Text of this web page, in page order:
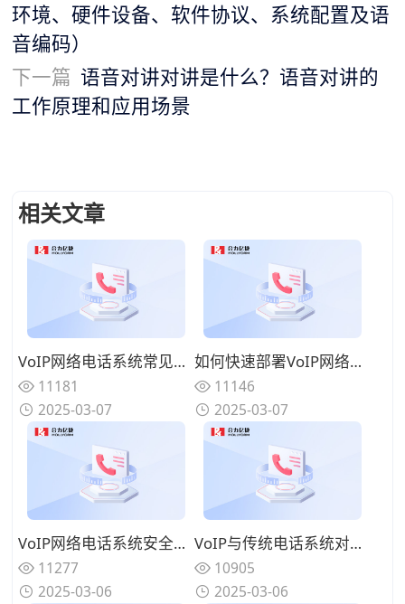
环境、硬件设备、软件协议、系统配置及语
音编码）
下一篇 语音对讲对讲是什么？语音对讲的
工作原理和应用场景
相关文章
VoIP网络电话系统常见问题：通话延迟/断线如何解决？
11181
2025-03-07
如何快速部署VoIP网络电话系统？企业实施指南
11146
2025-03-07
VoIP网络电话系统安全吗？3大防护措施保障通话隐私
11277
2025-03-06
VoIP与传统电话系统对比：哪种更适合远程办公场景？
10905
2025-03-06